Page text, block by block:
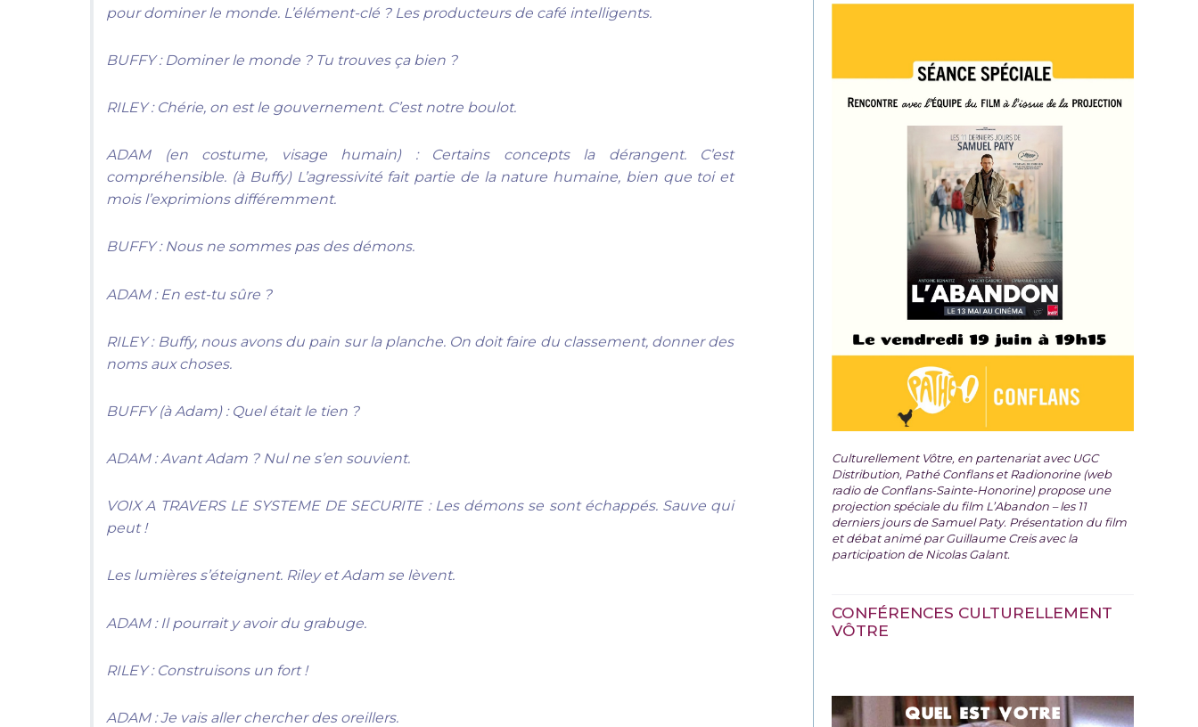
pour dominer le monde. L’élément-clé ? Les producteurs de café intelligents.
BUFFY : Dominer le monde ? Tu trouves ça bien ?
RILEY : Chérie, on est le gouvernement. C’est notre boulot.
ADAM (en costume, visage humain): Certains concepts la dérangent. C’est
compréhensible. (à Buffy)L’agressivité fait partie de la nature humaine, bien que toi et
mois l’exprimions différemment.
BUFFY : Nous ne sommes pas des démons.
ADAM : En est-tu sûre ?
RILEY : Buffy, nous avons du pain sur la planche. On doit faire du classement, donner des
noms aux choses.
BUFFY(à Adam): Quel était le tien ?
ADAM : Avant Adam ? Nul ne s’en souvient.
VOIX A TRAVERS LE SYSTEME DE SECURITE : Les démons se sont échappés. Sauve qui
peut !
Les lumières s’éteignent. Riley et Adam se lèvent.
ADAM : Il pourrait y avoir du grabuge.
RILEY : Construisons un fort !
ADAM : Je vais aller chercher des oreillers.
Culturellement Vôtre, en partenariat avec UGC
Distribution, Pathé Conflans et Radionorine (web
radio de Conflans-Sainte-Honorine) propose une
projection spéciale du film L’Abandon – les 11
derniers jours de Samuel Paty. Présentation du film
et débat animé par Guillaume Creis avec la
participation de Nicolas Galant.
CONFÉRENCES CULTURELLEMENT
VÔTRE